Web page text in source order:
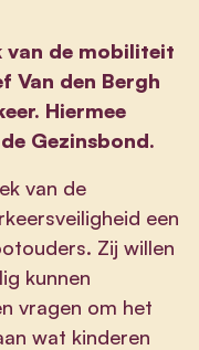
van de mobiliteit
Van den Bergh
Hiermee
Gezinsbond.
van de
een
Zij willen
kunnen
vragen om het
wat kinderen